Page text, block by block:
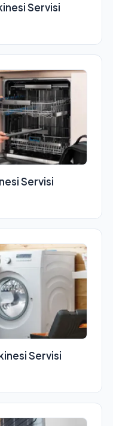
Servisi
Servisi
Servisi